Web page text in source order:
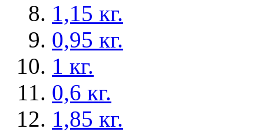
1,15 кг.
0,95 кг.
1 кг.
0,6 кг.
1,85 кг.